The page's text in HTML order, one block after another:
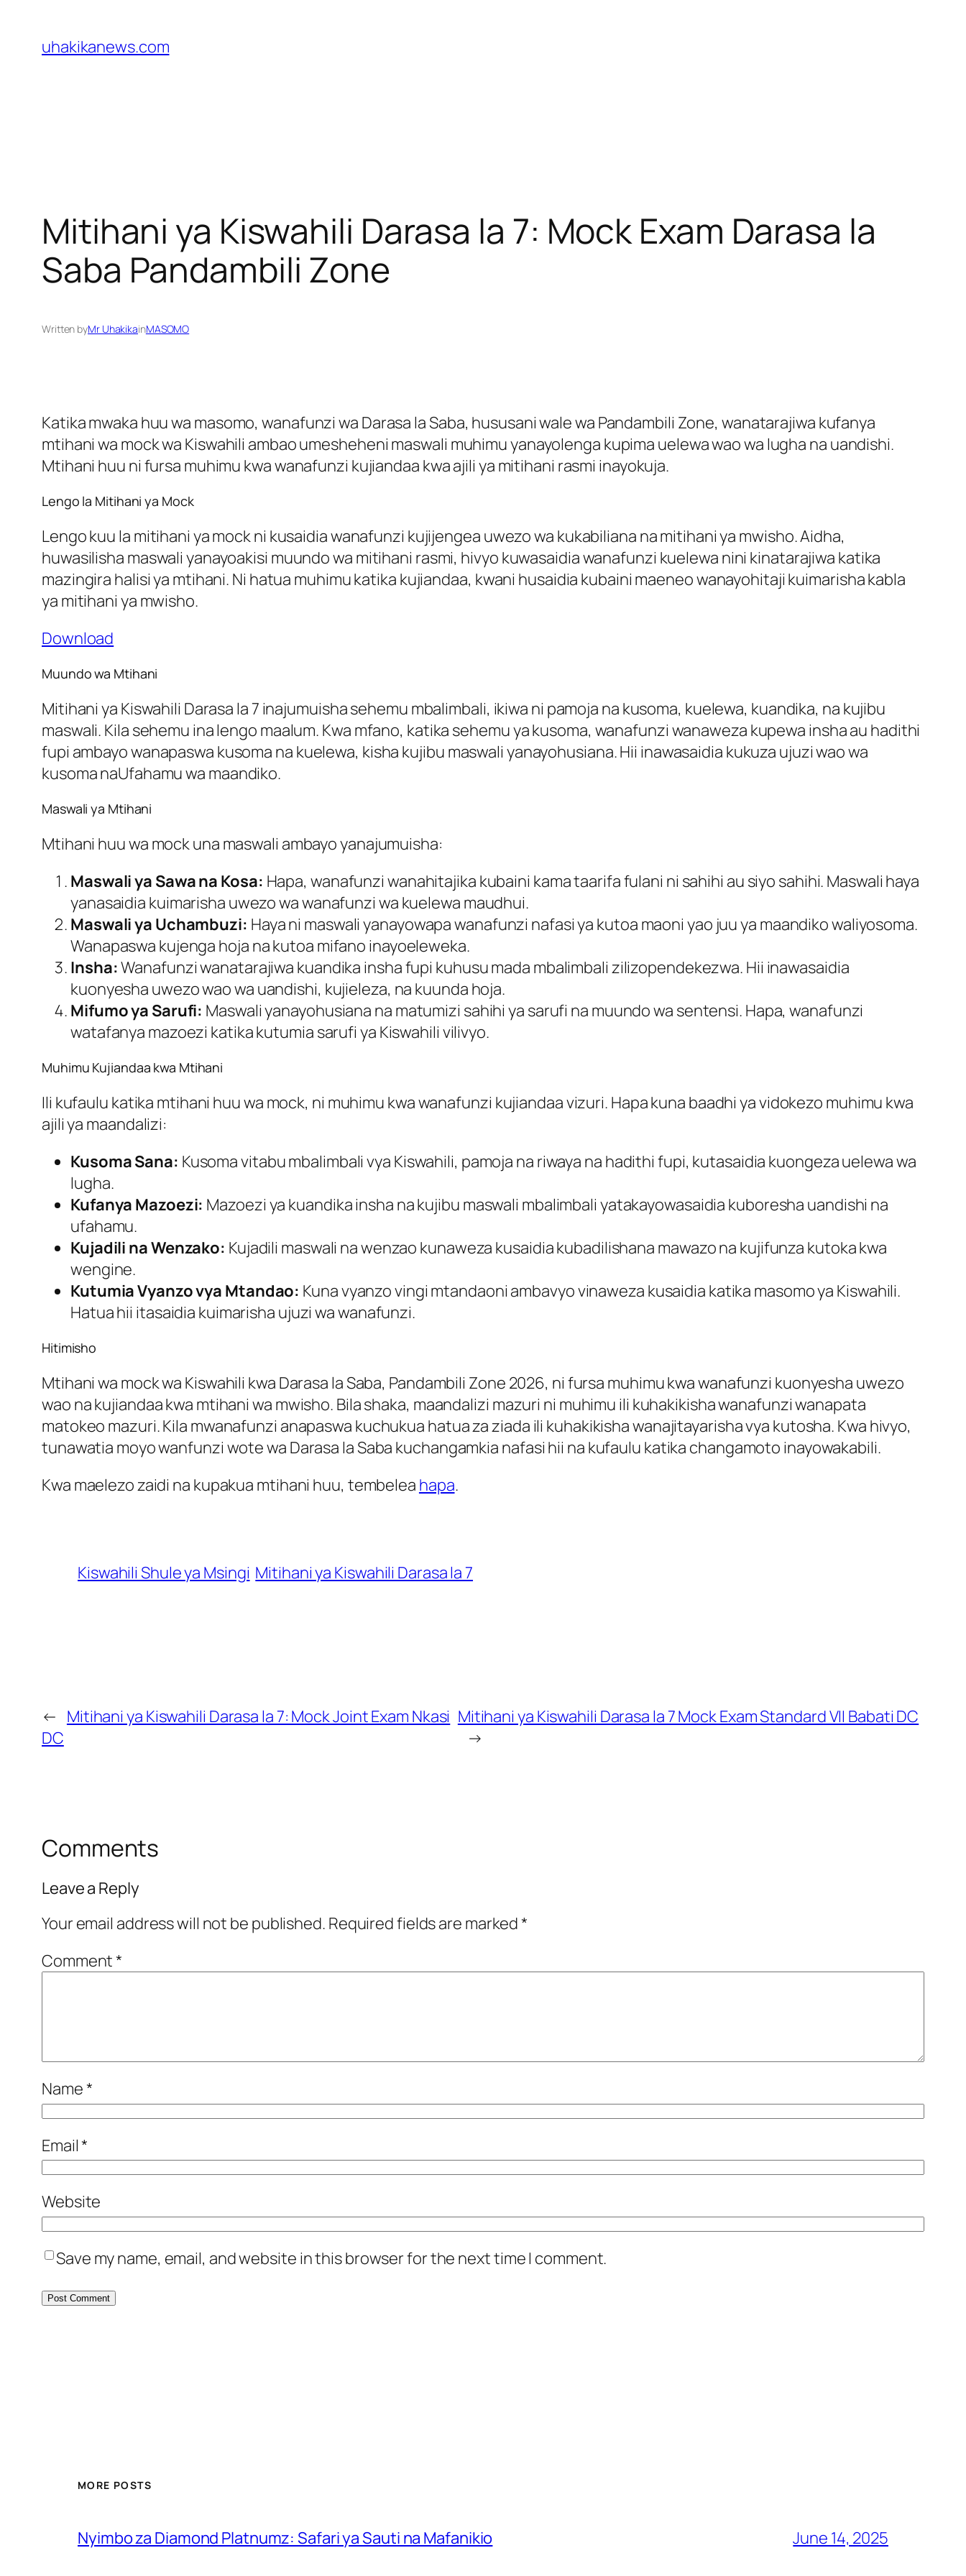
content
uhakikanews.com
Mitihani ya Kiswahili Darasa la 7: Mock Exam Darasa la
Saba Pandambili Zone
Written byMr UhakikainMASOMO
Katika mwaka huu wa masomo, wanafunzi wa Darasa la Saba, hususani wale wa Pandambili Zone, wanatarajiwa kufanya
mtihani wa mock wa Kiswahili ambao umesheheni maswali muhimu yanayolenga kupima uelewa wao wa lugha na uandishi.
Mtihani huu ni fursa muhimu kwa wanafunzi kujiandaa kwa ajili ya mitihani rasmi inayokuja.
Lengo la Mitihani ya Mock
Lengo kuu la mitihani ya mock ni kusaidia wanafunzi kujijengea uwezo wa kukabiliana na mitihani ya mwisho. Aidha,
huwasilisha maswali yanayoakisi muundo wa mitihani rasmi, hivyo kuwasaidia wanafunzi kuelewa nini kinatarajiwa katika
mazingira halisi ya mtihani. Ni hatua muhimu katika kujiandaa, kwani husaidia kubaini maeneo wanayohitaji kuimarisha kabla
ya mitihani ya mwisho.
Download
Muundo wa Mtihani
Mitihani ya Kiswahili Darasa la 7 inajumuisha sehemu mbalimbali, ikiwa ni pamoja na kusoma, kuelewa, kuandika, na kujibu
maswali. Kila sehemu ina lengo maalum. Kwa mfano, katika sehemu ya kusoma, wanafunzi wanaweza kupewa insha au hadithi
fupi ambayo wanapaswa kusoma na kuelewa, kisha kujibu maswali yanayohusiana. Hii inawasaidia kukuza ujuzi wao wa
kusoma naUfahamu wa maandiko.
Maswali ya Mtihani
Mtihani huu wa mock una maswali ambayo yanajumuisha:
Maswali ya Sawa na Kosa: Hapa, wanafunzi wanahitajika kubaini kama taarifa fulani ni sahihi au siyo sahihi. Maswali haya
yanasaidia kuimarisha uwezo wa wanafunzi wa kuelewa maudhui.
Maswali ya Uchambuzi: Haya ni maswali yanayowapa wanafunzi nafasi ya kutoa maoni yao juu ya maandiko waliyosoma.
Wanapaswa kujenga hoja na kutoa mifano inayoeleweka.
Insha:Wanafunzi wanatarajiwa kuandika insha fupi kuhusu mada mbalimbali zilizopendekezwa. Hii inawasaidia
kuonyesha uwezo wao wa uandishi, kujieleza, na kuunda hoja.
Mifumo ya Sarufi: Maswali yanayohusiana na matumizi sahihi ya sarufi na muundo wa sentensi. Hapa, wanafunzi
watafanya mazoezi katika kutumia sarufi ya Kiswahili vilivyo.
Muhimu Kujiandaa kwa Mtihani
Ili kufaulu katika mtihani huu wa mock, ni muhimu kwa wanafunzi kujiandaa vizuri. Hapa kuna baadhi ya vidokezo muhimu kwa
ajili ya maandalizi:
Kusoma Sana: Kusoma vitabu mbalimbali vya Kiswahili, pamoja na riwaya na hadithi fupi, kutasaidia kuongeza uelewa wa
lugha.
Kufanya Mazoezi: Mazoezi ya kuandika insha na kujibu maswali mbalimbali yatakayowasaidia kuboresha uandishi na
ufahamu.
Kujadili na Wenzako: Kujadili maswali na wenzao kunaweza kusaidia kubadilishana mawazo na kujifunza kutoka kwa
wengine.
Kutumia Vyanzo vya Mtandao: Kuna vyanzo vingi mtandaoni ambavyo vinaweza kusaidia katika masomo ya Kiswahili.
Hatua hii itasaidia kuimarisha ujuzi wa wanafunzi.
Hitimisho
Mtihani wa mock wa Kiswahili kwa Darasa la Saba, Pandambili Zone 2026, ni fursa muhimu kwa wanafunzi kuonyesha uwezo
wao na kujiandaa kwa mtihani wa mwisho. Bila shaka, maandalizi mazuri ni muhimu ili kuhakikisha wanafunzi wanapata
matokeo mazuri. Kila mwanafunzi anapaswa kuchukua hatua za ziada ili kuhakikisha wanajitayarisha vya kutosha. Kwa hivyo,
tunawatia moyo wanfunzi wote wa Darasa la Saba kuchangamkia nafasi hii na kufaulu katika changamoto inayowakabili.
Kwa maelezo zaidi na kupakua mtihani huu, tembelea hapa.
Kiswahili Shule ya Msingi Mitihani ya Kiswahili Darasa la 7
← Mitihani ya Kiswahili Darasa la 7: Mock Joint Exam Nkasi
DC
Mitihani ya Kiswahili Darasa la 7 Mock Exam Standard VII Babati DC
→
Comments
Leave a Reply
Your email address will not be published. Required fields are marked*
Comment*
Name*
Email*
Website
Save my name, email, and website in this browser for the next time I comment.
MORE POSTS
Nyimbo za Diamond Platnumz: Safari ya Sauti na Mafanikio June 14, 2025